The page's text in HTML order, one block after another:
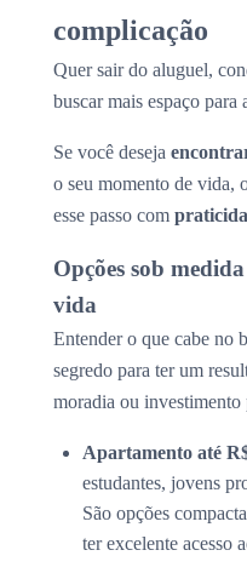
complicação
Quer sair do aluguel,
buscar mais espaço para
Se você deseja
o seu momento de vida,
esse passo com
Opções sob
vida
Entender o que cabe no
segredo para ter um
moradia ou investimento
Apartamento até
estudantes, jovens
São opções
ter excelente acesso